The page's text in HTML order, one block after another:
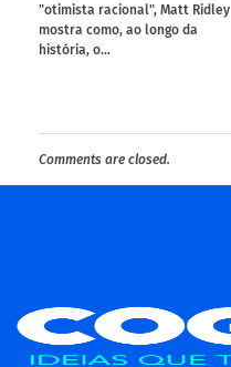
"otimista racional", Matt Ridley
mostra como, ao longo da
história, o…
Comments are closed.